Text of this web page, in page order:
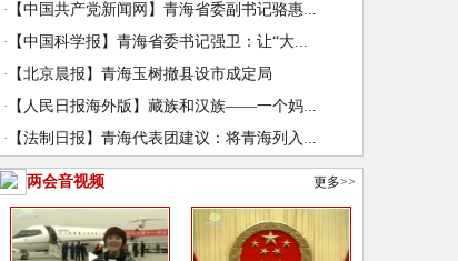
· 【中国共产党新闻网】青海省委副书记骆惠...
· 【中国科学报】青海省委书记强卫：让“大...
· 【北京晨报】青海玉树撤县设市成定局
· 【人民日报海外版】藏族和汉族——一个妈...
· 【法制日报】青海代表团建议：将青海列入...
两会音视频 更多>>